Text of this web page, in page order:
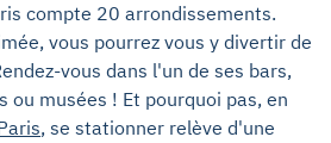
compte 20 arrondissements.
vous pourrez vous y divertir de
vous dans l'un de ses bars,
ou musées ! Et pourquoi pas, en
, se stationner relève d'une